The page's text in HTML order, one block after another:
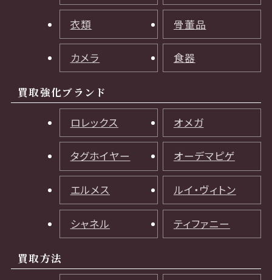
衣類 骨董品
カメラ 食器
買取強化ブランド
ロレックス オメガ
タグホイヤー オーデマピゲ
エルメス ルイ・ヴィトン
シャネル ティファニー
買取方法